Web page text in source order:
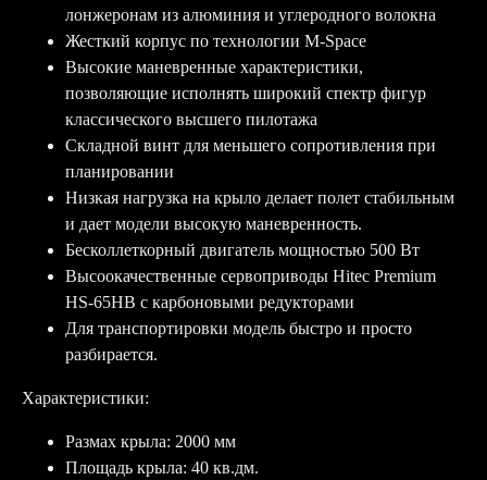
лонжеронам из алюминия и углеродного волокна
Жесткий корпус по технологии M-Space
Высокие маневренные характеристики,
позволяющие исполнять широкий спектр фигур
классического высшего пилотажа
Складной винт для меньшего сопротивления при
планировании
Низкая нагрузка на крыло делает полет стабильным
и дает модели высокую маневренность.
Бесколлеткорный двигатель мощностью 500 Вт
Высоокачественные сервоприводы Hitec Premium
HS-65HB с карбоновыми редукторами
Для транспортировки модель быстро и просто
разбирается.
Характеристики:
Размах крыла: 2000 мм
Площадь крыла: 40 кв.дм.